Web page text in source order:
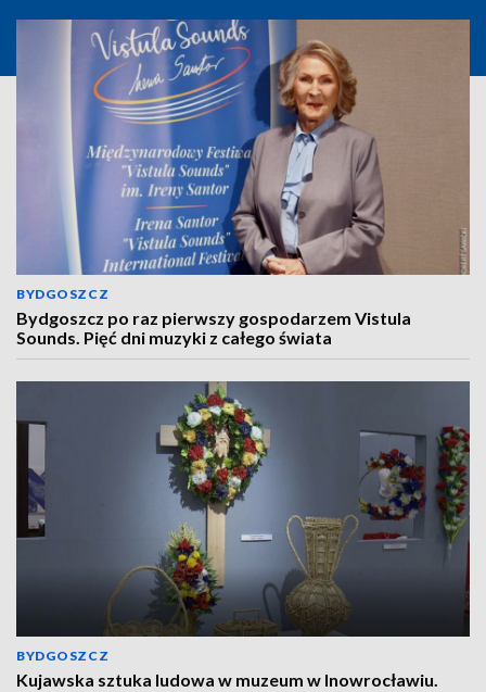
BYDGOSZCZ
Bydgoszcz po raz pierwszy gospodarzem Vistula
Sounds. Pięć dni muzyki z całego świata
BYDGOSZCZ
Kujawska sztuka ludowa w muzeum w Inowrocławiu.